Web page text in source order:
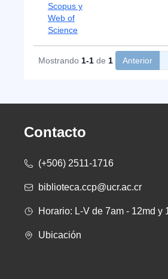
Scopus y
Web of
Science
Mostrando 1-1 de 1 Anterior
Contacto
(+506) 2511-1716
biblioteca.ccp@ucr.ac.cr
Horario: L-V de 7am - 12md y
Ubicación